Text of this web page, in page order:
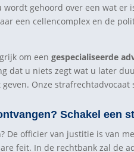
wordt gehoord over een wat
een cellencomplex en de
om eengespecialiseerde
dat u niets zegt wat u later
Onze
Schakel een
De officier van justitie is van
feit. In de rechtbank zal de